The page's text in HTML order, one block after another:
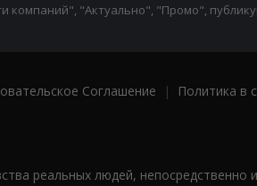
"Актуально", "Промо",
Соглашение |
Политика в
реальных людей, непосредственно